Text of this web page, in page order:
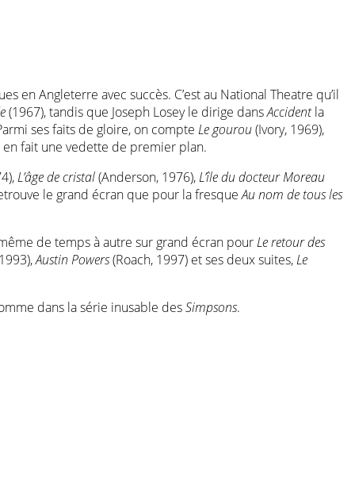
en Angleterre avec succès. C’est au National Theatre qu’il
(1967), tandis que Joseph Losey le dirige dansAccidentla
ses faits de gloire, on compte Le gourou(Ivory, 1969),
en fait une vedette de premier plan.
L’âge de cristal(Anderson, 1976),L’île du docteur Moreau
le grand écran que pour la fresqueAu nom de tous les
de temps à autre sur grand écran pourLe retour des
Austin Powers(Roach, 1997) et ses deux suites,Le
dans la série inusable desSimpsons.